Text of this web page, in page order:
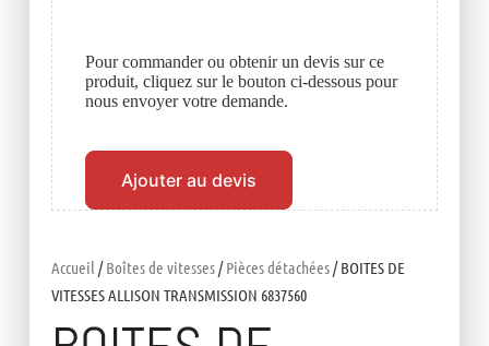
Accueil /Boîtes de vitesses/Pièces détachées/ BOITES DE
VITESSES ALLISON TRANSMISSION 6837560
Pour commander ou obtenir un devis sur ce
produit, cliquez sur le bouton ci-dessous pour
nous envoyer votre demande.
Ajouter au devis